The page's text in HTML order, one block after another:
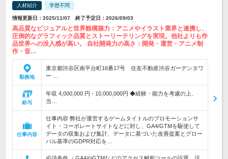
人材紹介 学歴不問
情報更新日：2025/11/07 終了予定日：2026/09/03
高品質なビジュアルと世界観構築力：アニメやイラスト業界と連携し、
圧倒的なグラフィック品質とストーリーテリングを実現。他社よりも作
品世界への没入感が高い。 自社開発力の高さ：開発・運営・アニメ制
作・音…
勤務地
東京都渋谷区南平台町16番17号 住友不動産渋谷ガーデンタワ
ー …
給与
年収 4,000,000 円 - 10,000,000円 ◆経験・能力を考慮の上、
当…
仕事内容
仕事内容 弊社が運営するゲームタイトルのプロモーションサ
イト・コーポレートサイトなどに対し、GA4/GTMを駆使して
データの収集および集計、データに基づいた改善提案とグロー
バル基準のGDPR対応を…